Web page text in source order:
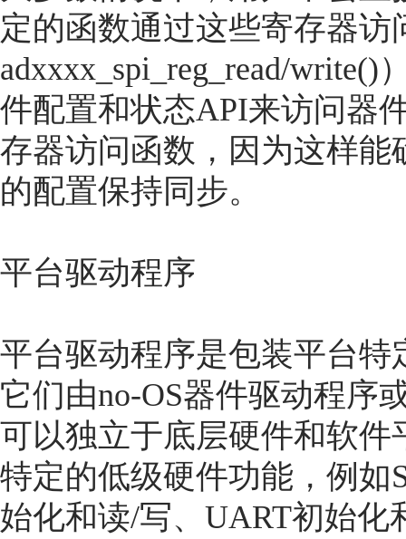
定的函数通过这些寄存器访
adxxxx_spi_reg_read/
件配置和状态API来访问器
存器访问函数，因为这样
的配置保持同步。
平台驱动程序
平台驱动程序是包装平台
它们由no-OS器件驱动程序
可以独立于底层硬件和软
特定的低级硬件功能，例如
始化和读/写、UART初始